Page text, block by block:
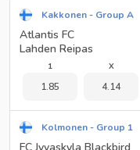
Kakkonen - Group A
Atlantis FC
Lahden Reipas
1
1.85
X
4.14
Kolmonen - Group 1